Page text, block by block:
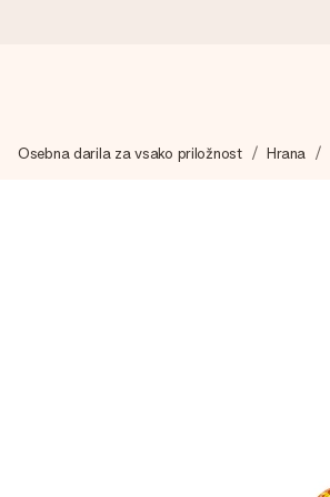
Darilo izdelamo z veliko skrbnostjo in
Naša darila navdihujejo. Stranke nas
V nekaj preprostih korakih ustvari
Osebna darila za vsako priložnost Hrana